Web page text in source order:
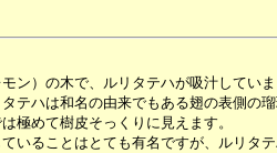
ン）の木で、ルリタテハが吸汁してい
テハは和名の由来でもある翅の表側の
極めて樹皮そっくりに見えます。
いることはとても有名ですが、ルリタ